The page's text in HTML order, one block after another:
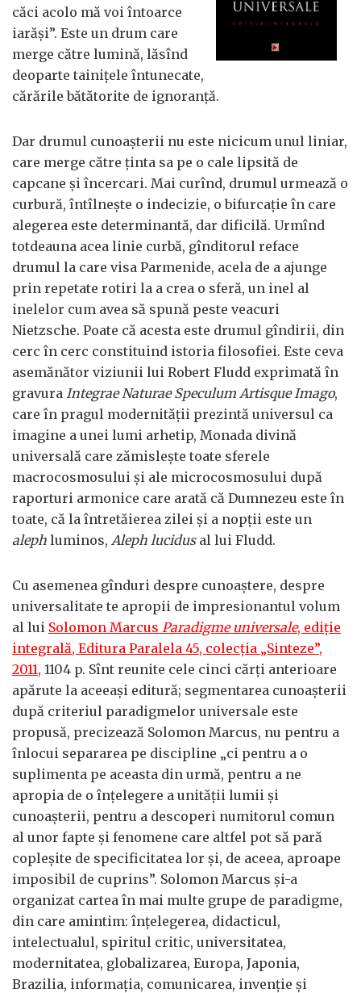
căci acolo mă voi întoarce
iarăși”. Este un drum care
merge către lumină, lăsînd
deoparte tainițele întunecate,
cărările bătătorite de ignoranță.
Dar drumul cunoașterii nu este nicicum unul liniar,
care merge către ținta sa pe o cale lipsită de
capcane și încercari. Mai curînd, drumul urmează o
curbură, întîlnește o indecizie, o bifurcație în care
alegerea este determinantă, dar dificilă. Urmînd
totdeauna acea linie curbă, gînditorul reface
drumul la care visa Parmenide, acela de a ajunge
prin repetate rotiri la a crea o sferă, un inel al
inelelor cum avea să spună peste veacuri
Nietzsche. Poate că acesta este drumul gîndirii, din
cerc în cerc constituind istoria filosofiei. Este ceva
asemănător viziunii lui Robert Fludd exprimată în
gravura Integrae Naturae Speculum Artisque Imago,
care în pragul modernității prezintă universul ca
imagine a unei lumi arhetip, Monada divină
universală care zămislește toate sferele
macrocosmosului și ale microcosmosului după
raporturi armonice care arată că Dumnezeu este în
toate, că la întretăierea zilei și a nopții este un
aleph luminos, Aleph lucidusal lui Fludd.
Cu asemenea gînduri despre cunoaștere, despre
universalitate te apropii de impresionantul volum
al lui Solomon Marcus Paradigme universale, ediție
integrală, Editura Paralela 45, colecția „Sinteze”,
2011, 1104 p. Sînt reunite cele cinci cărți anterioare
apărute la aceeași editură; segmentarea cunoașterii
după criteriul paradigmelor universale este
propusă, precizează Solomon Marcus, nu pentru a
înlocui separarea pe discipline „ci pentru a o
suplimenta pe aceasta din urmă, pentru a ne
apropia de o înțelegere a unității lumii și
cunoașterii, pentru a descoperi numitorul comun
al unor fapte și fenomene care altfel pot să pară
copleșite de specificitatea lor și, de aceea, aproape
imposibil de cuprins”. Solomon Marcus și-a
organizat cartea în mai multe grupe de paradigme,
din care amintim: înțelegerea, didacticul,
intelectualul, spiritul critic, universitatea,
modernitatea, globalizarea, Europa, Japonia,
Brazilia, informația, comunicarea, invenție și